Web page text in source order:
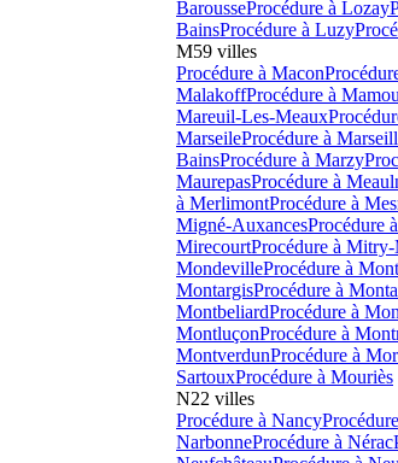
BarousseProcédure à Lozay
BainsProcédure à Luzy
M59 villes
Procédure à Macon
MalakoffProcédure à
Mareuil-Les-Meaux
MarseileProcédure à
BainsProcédure à Marzy
MaurepasProcédure à
à MerlimontProcédure à
Migné-AuxancesProcédure à
MirecourtProcédure à Mitry-
MondevilleProcédure à
MontargisProcédure à
MontbeliardProcédure à
MontluçonProcédure à
MontverdunProcédure à
SartouxProcédure à Mouriès
N22 villes
Procédure à Nancy
NarbonneProcédure à Nérac